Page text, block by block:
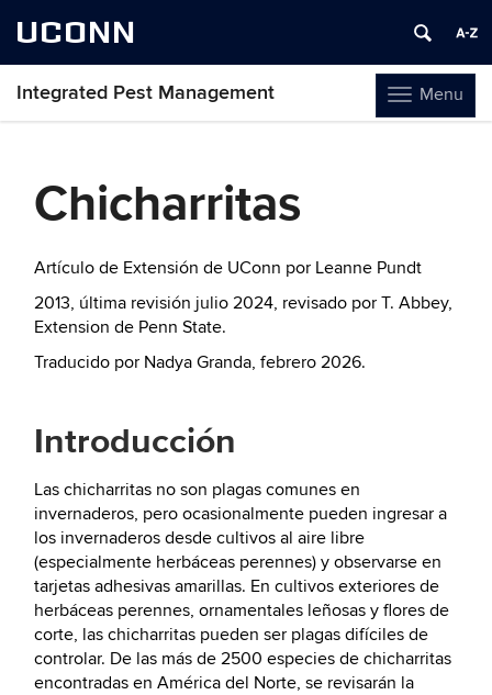
UCONN
Toggle
navigation
Menu
Integrated Pest Management
contentChicharritas
Artículo de Extensión de UConn por Leanne Pundt
2013, última revisión julio 2024, revisado por T. Abbey,
Extension de Penn State.
Traducido por Nadya Granda, febrero 2026.
Introducción
Las chicharritas no son plagas comunes en
invernaderos, pero ocasionalmente pueden ingresar a
los invernaderos desde cultivos al aire libre
(especialmente herbáceas perennes) y observarse en
tarjetas adhesivas amarillas. En cultivos exteriores de
herbáceas perennes, ornamentales leñosas y flores de
corte, las chicharritas pueden ser plagas difíciles de
controlar. De las más de 2500 especies de chicharritas
encontradas en América del Norte, se revisarán la